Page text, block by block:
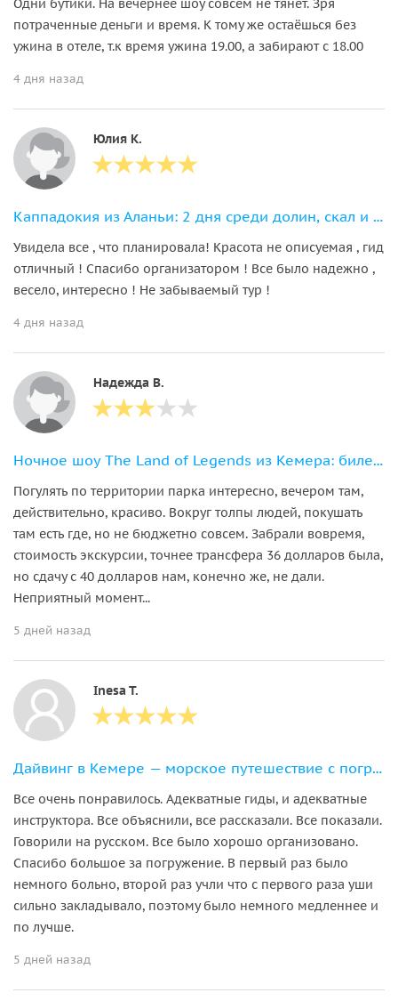
Одни бутики. На вечернее шоу совсем не тянет. Зря
потраченные деньги и время. К тому же остаёшься без
ужина в отеле, т.к время ужина 19.00, а забирают с 18.00
4 дня назад
Юлия К.
Каппадокия из Аланьи: 2 дня среди долин, скал и воздушных шаров
Увидела все , что планировала! Красота не описуемая , гид
отличный ! Спасибо организатором ! Все было надежно ,
весело, интересно ! Не забываемый тур !
4 дня назад
Надежда В.
Ночное шоу The Land of Legends из Кемера: билет и трансфер включены
Погулять по территории парка интересно, вечером там,
действительно, красиво. Вокруг толпы людей, покушать
там есть где, но не бюджетно совсем. Забрали вовремя,
стоимость экскурсии, точнее трансфера 36 долларов была,
но сдачу с 40 долларов нам, конечно же, не дали.
Неприятный момент...
5 дней назад
Inesa T.
Дайвинг в Кемере — морское путешествие с погружением
Все очень понравилось. Адекватные гиды, и адекватные
инструктора. Все объяснили, все рассказали. Все показали.
Говорили на русском. Все было хорошо организовано.
Спасибо большое за погружение. В первый раз было
немного больно, второй раз учли что с первого раза уши
сильно закладывало, поэтому было немного медленнее и
по лучше.
5 дней назад